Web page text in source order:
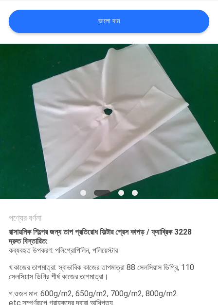
জন্য
আবেদন
PRIVACY
POLICY
ভালো দাম
পণ্যের বর্ণনা
রাসায়নিক শিল্পের জন্য তাপ প্রতিরোধ ফিল্টার প্রেস কাপড় / ফ্যাব্রিক 3228
দ্রুত বিস্তারিত:
কব্যবহৃত উপকরণ: পলিপ্রোপিলিন, পলিয়েস্টার
খ.কাজের তাপমাত্রা: স্বাভাবিক কাজের তাপমাত্রা 88 সেলসিয়াস ডিগ্রি, 110
সেলসিয়াস ডিগ্রি শীর্ষ কাজের তাপমাত্রা।
গ.ওজন মান: 600g/m2, 650g/m2, 700g/m2, 800g/m2.
etc.সম্পূর্ণরূপে গ্রাহকদের দ্বারা আধিপত্য.